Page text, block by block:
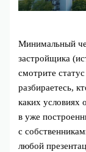
Минимальный
застройщика
смотрите
разбираетесь,
каких условиях
в уже
с
любой